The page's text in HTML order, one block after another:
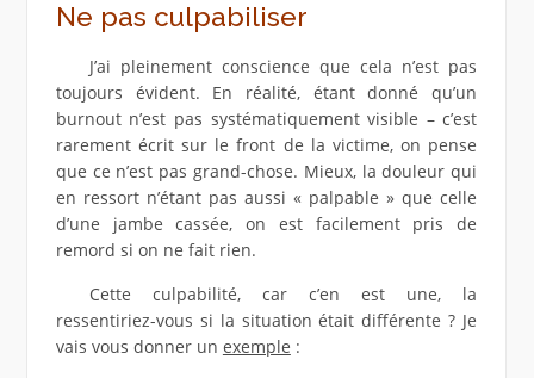
Ne pas culpabiliser
J’ai pleinement conscience que cela n’est pas
toujours évident. En réalité, étant donné qu’un
burnout n’est pas systématiquement visible – c’est
rarement écrit sur le front de la victime, on pense
que ce n’est pas grand-chose. Mieux, la douleur qui
en ressort n’étant pas aussi « palpable » que celle
d’une jambe cassée, on est facilement pris de
remord si on ne fait rien.
Cette culpabilité, car c’en est une, la
ressentiriez-vous si la situation était différente ? Je
vais vous donner un exemple :